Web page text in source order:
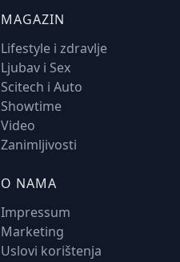
MAGAZIN
Lifestyle i zdravlje
Ljubav i Sex
Scitech i Auto
Showtime
Video
Zanimljivosti
O NAMA
Impressum
Marketing
Uslovi korištenja